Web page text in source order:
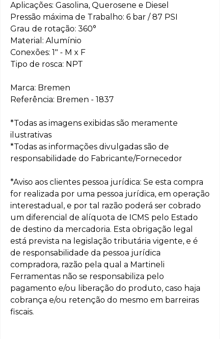
Aplicações: Gasolina, Querosene e Diesel
Pressão máxima de Trabalho: 6 bar / 87 PSI
Grau de rotação: 360°
Material: Alumínio
Conexões: 1" - M x F
Tipo de rosca: NPT
Marca: Bremen
Referência: Bremen - 1837
*Todas as imagens exibidas são meramente
ilustrativas
*Todas as informações divulgadas são de
responsabilidade do Fabricante/Fornecedor
*Aviso aos clientes pessoa jurídica: Se esta compra
for realizada por uma pessoa jurídica, em operação
interestadual, e por tal razão poderá ser cobrado
um diferencial de alíquota de ICMS pelo Estado
de destino da mercadoria. Esta obrigação legal
está prevista na legislação tributária vigente, e é
de responsabilidade da pessoa jurídica
compradora, razão pela qual a Martineli
Ferramentas não se responsabiliza pelo
pagamento e/ou liberação do produto, caso haja
cobrança e/ou retenção do mesmo em barreiras
fiscais.